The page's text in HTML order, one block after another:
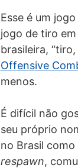
Esse é um
jogo de tiro
brasileira,
Offensive
menos.
É difícil não
seu próprio
no Brasil como
respawn,